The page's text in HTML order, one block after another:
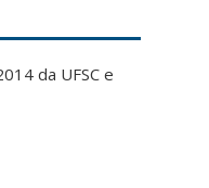
da UFSC e